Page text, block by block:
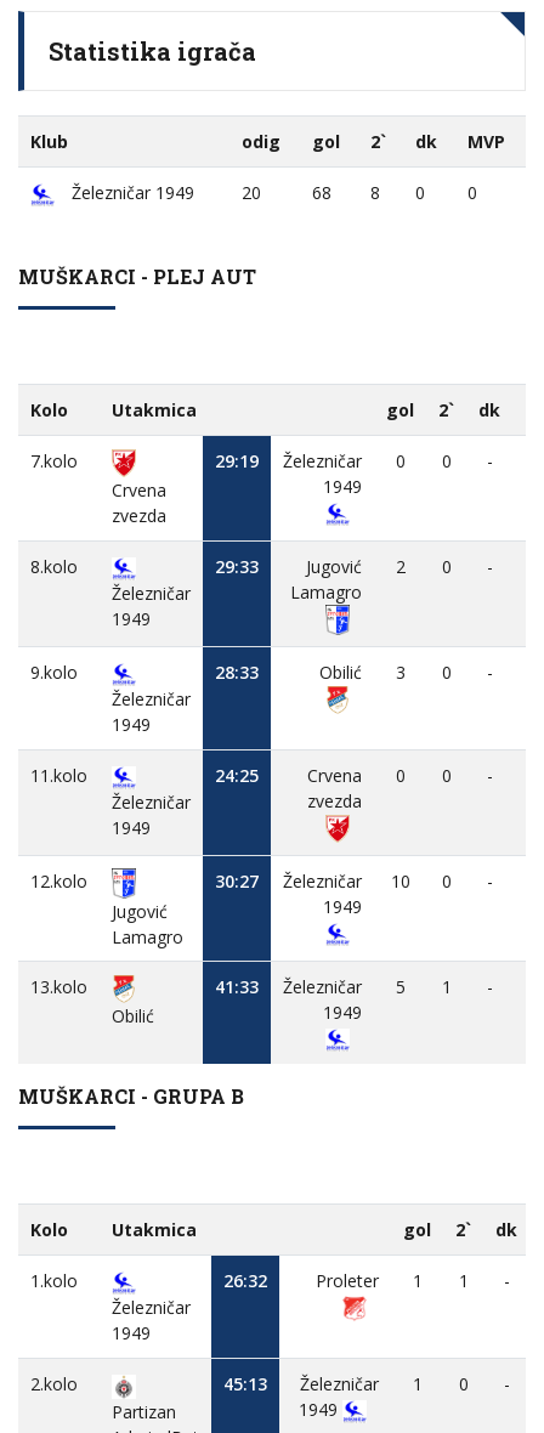
Statistika igrača
Klub odig gol 2` dk MVP
Železničar 1949 20 68 8 0 0
MUŠKARCI - PLEJ AUT
Kolo Utakmica gol 2` dk
7.kolo
Crvena
zvezda
29:19
Železničar
1949
0 0 -
8.kolo
Železničar
1949
29:33
Jugović
Lamagro
2 0 -
9.kolo
Železničar
1949
28:33 Obilić 3 0 -
11.kolo
Železničar
1949
24:25
Crvena
zvezda
0 0 -
12.kolo
Jugović
Lamagro
30:27
Železničar
1949
10 0 -
13.kolo
Obilić
41:33
Železničar
1949
5 1 -
MUŠKARCI - GRUPA B
Kolo Utakmica gol 2` dk
1.kolo
Železničar
1949
26:32 Proleter 1 1 -
2.kolo
Partizan
45:13
Železničar
1949
1 0 -